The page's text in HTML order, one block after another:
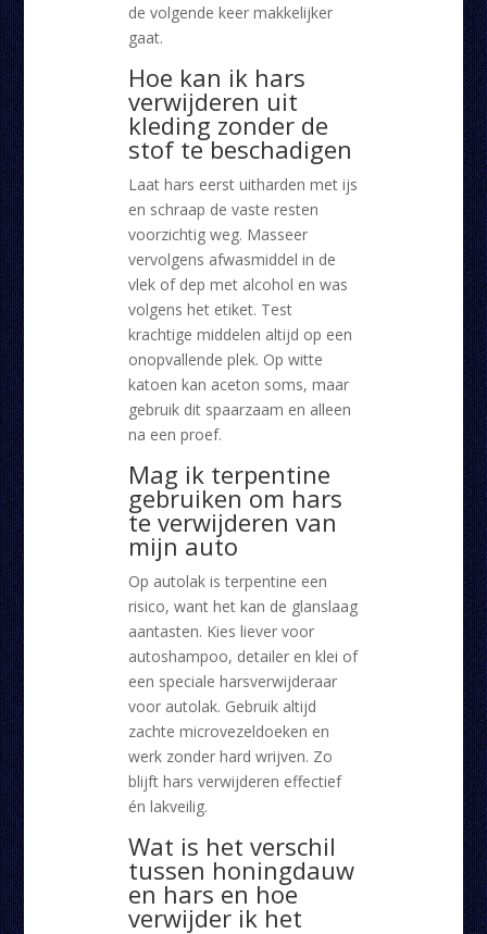
de volgende keer makkelijker
gaat.
Hoe kan ik hars
verwijderen uit
kleding zonder de
stof te beschadigen
Laat hars eerst uitharden met ijs
en schraap de vaste resten
voorzichtig weg. Masseer
vervolgens afwasmiddel in de
vlek of dep met alcohol en was
volgens het etiket. Test
krachtige middelen altijd op een
onopvallende plek. Op witte
katoen kan aceton soms, maar
gebruik dit spaarzaam en alleen
na een proef.
Mag ik terpentine
gebruiken om hars
te verwijderen van
mijn auto
Op autolak is terpentine een
risico, want het kan de glanslaag
aantasten. Kies liever voor
autoshampoo, detailer en klei of
een speciale harsverwijderaar
voor autolak. Gebruik altijd
zachte microvezeldoeken en
werk zonder hard wrijven. Zo
blijft hars verwijderen effectief
én lakveilig.
Wat is het verschil
tussen honingdauw
en hars en hoe
verwijder ik het